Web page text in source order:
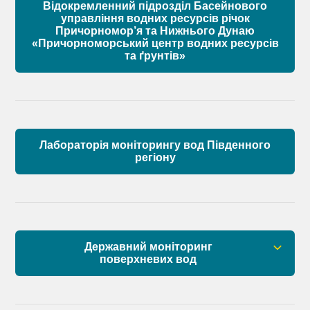
Склад Басейнової ради річок Причорномор’я
Матеріали
Відокремленний підрозділ Басейнового
управління водних ресурсів річок
Причорномор’я та Нижнього Дунаю
«Причорноморський центр водних ресурсів
та ґрунтів»
Лабораторія моніторингу вод Південного
регіону
Державний моніторинг
поверхневих вод